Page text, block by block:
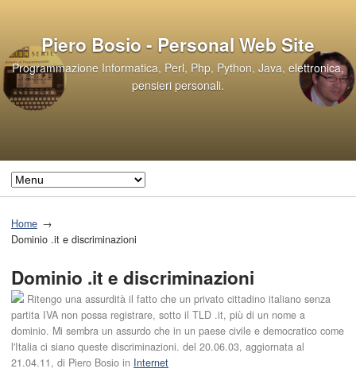
Piero Bosio - Personal Web Site
Programmazione Informatica, Perl, Php, Python, Java, elettronica,
pensieri personali.
Home
Dominio .it e discriminazioni
Dominio .it e discriminazioni
Ritengo una assurdità il fatto che un privato cittadino italiano senza
partita IVA non possa registrare, sotto il TLD .it, più di un nome a
dominio. Mi sembra un assurdo che in un paese civile e democratico come
l'Italia ci siano queste discriminazioni. del 20.06.03, aggiornata al
21.04.11, di Piero Bosio in Internet